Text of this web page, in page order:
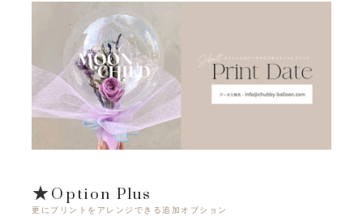
★Option Plus
更にプリントをアレンジできる追加オプション